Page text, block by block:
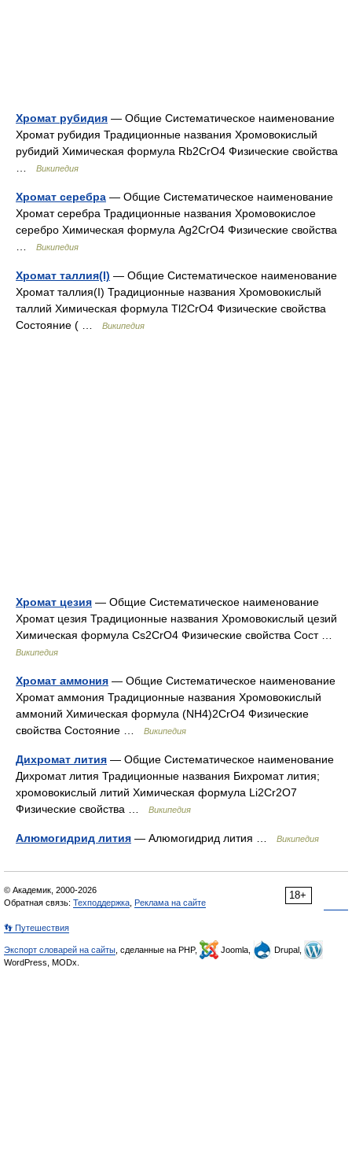
Хромат рубидия — Общие Систематическое наименование
Хромат рубидия Традиционные названия Хромовокислый
рубидий Химическая формула Rb2CrO4 Физические свойства
Википедия
Хромат серебра — Общие Систематическое наименование
Хромат серебра Традиционные названия Хромовокислое
серебро Химическая формула Ag2CrO4 Физические свойства
Википедия
Хромат таллия(I) — Общие Систематическое наименование
Хромат таллия(I) Традиционные названия Хромовокислый
таллий Химическая формула Tl2CrO4 Физические свойства
Состояние ( …
Википедия
Хромат цезия — Общие Систематическое наименование
Хромат цезия Традиционные названия Хромовокислый цезий
Химическая формула Cs2CrO4 Физические свойства Сост …
Википедия
Хромат аммония — Общие Систематическое наименование
Хромат аммония Традиционные названия Хромовокислый
аммоний Химическая формула (NH4)2CrO4 Физические
свойства Состояние …
Википедия
Дихромат лития — Общие Систематическое наименование
Дихромат лития Традиционные названия Бихромат лития;
хромовокислый литий Химическая формула Li2Cr2O7
Физические свойства …
Википедия
Алюмогидрид лития — Алюмогидрид лития … Википедия
18+
© Академик, 2000-2026
Обратная связь: Техподдержка Реклама на сайте
👣 Путешествия
Экспорт словарей на сайты , сделанные на PHP, Joomla,
Drupal,
WordPress, MODx.